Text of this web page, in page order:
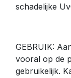
schadelijke
GEBRUIK:
vooral op de
gebruikelijk.